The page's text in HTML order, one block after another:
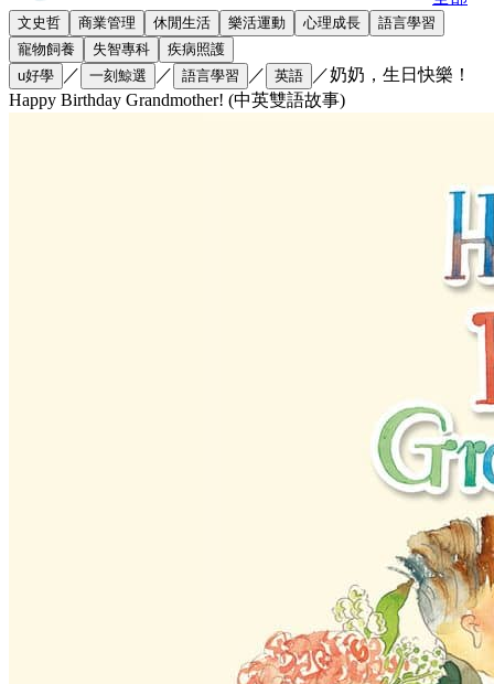
文史哲 商業管理 休閒生活 樂活運動 心理成長
語言學習
寵物飼養
失智專科
疾病照護
u好學
／ 一刻鯨選 ／ 語言學習 ／ 英語 ／奶奶，生日快樂！
Happy Birthday Grandmother! (中英雙語故事)